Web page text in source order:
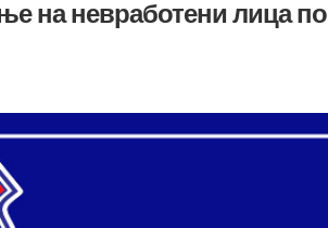
на невработени лица по